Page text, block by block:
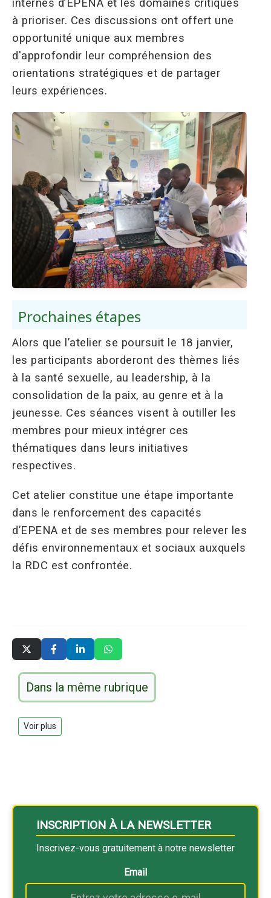
internes d’EPENA et les domaines critiques
à prioriser. Ces discussions ont offert une
opportunité unique aux membres
d'approfondir leur compréhension des
orientations stratégiques et de partager
leurs expériences.
Prochaines étapes
Alors que l’atelier se poursuit le 18 janvier,
les participants aborderont des thèmes liés
à la santé sexuelle, au leadership, à la
consolidation de la paix, au genre et à la
jeunesse. Ces séances visent à outiller les
membres pour mieux intégrer ces
thématiques dans leurs initiatives
respectives.
Cet atelier constitue une étape importante
dans le renforcement des capacités
d’EPENA et de ses membres pour relever les
défis environnementaux et sociaux auxquels
la RDC est confrontée.
Dans la même rubrique
Voir plus
INSCRIPTION À LA NEWSLETTER
Inscrivez-vous gratuitement à notre newsletter
Email